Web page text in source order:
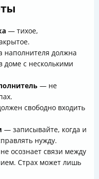
— тихое,
наполнителя должна
доме с несколькими
— не
свободно входить
— записывайте, когда и
нужду.
осознает связи между
Страх может лишь